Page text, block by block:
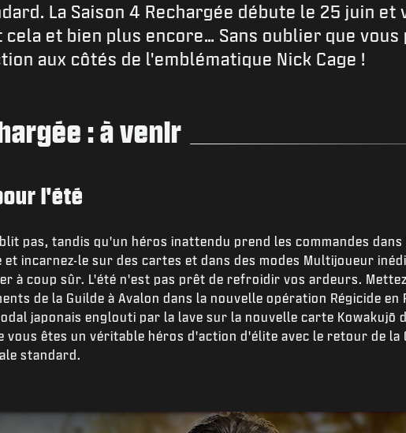
La Saison 4 Rechargée débute le 25 juin
et bien plus encore… Sans oublier que vous
aux côtés de l'emblématique Nick Cage !
: à venir
l'été
pas, tandis qu'un héros inattendu prend les commandes
et incarnez-le sur des cartes et dans des modes Multijoueur
à coup sûr. L'été n'est pas prêt de refroidir vos ardeurs.
de la Guilde à Avalon dans la nouvelle opération Régicide en
japonais englouti par la lave sur la nouvelle carte Kowakujō
vous êtes un véritable héros d'action d'élite avec le retour de la
standard.